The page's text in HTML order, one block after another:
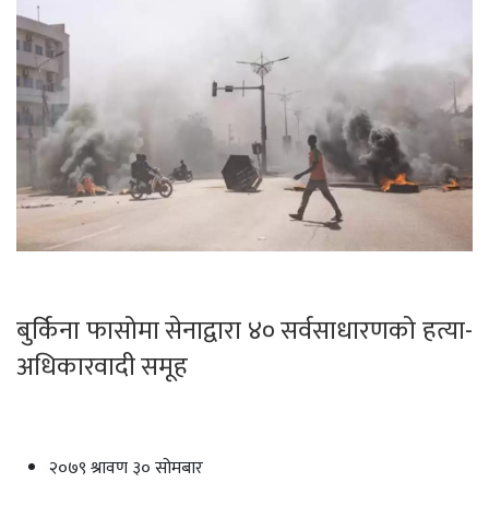
बुर्किना फासोमा सेनाद्वारा ४० सर्वसाधारणको हत्या-
अधिकारवादी समूह
२०७९ श्रावण ३० सोमबार